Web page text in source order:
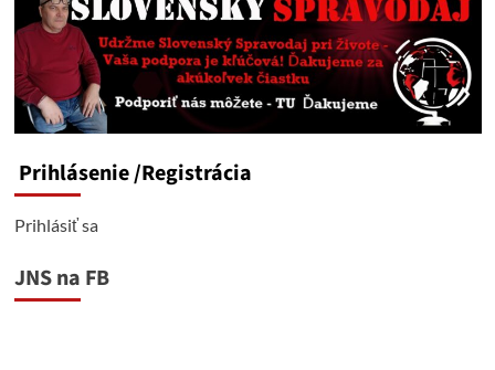
Prihlásenie/Registrácia
Prihlásiť sa
JNS na FB